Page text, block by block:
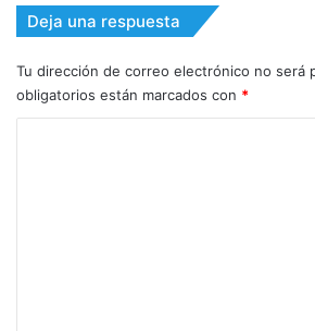
Deja una respuesta
Tu dirección de correo electrónico no será
obligatorios están marcados con *